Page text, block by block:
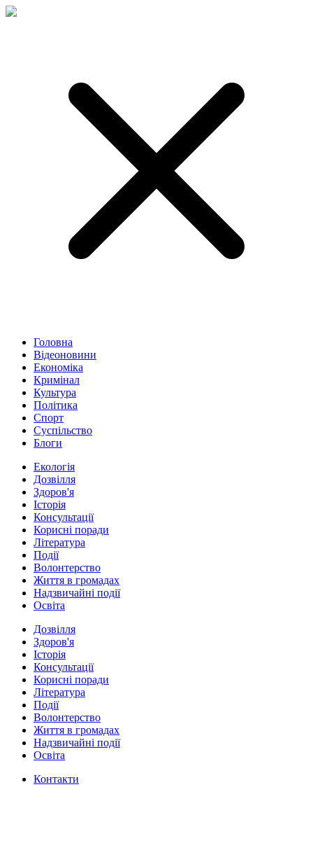
Головна
Відеоновини
Економіка
Кримінал
Культура
Політика
Спорт
Суспільство
Блоги
Екологія
Дозвілля
Здоров'я
Історія
Консультації
Корисні поради
Література
Події
Волонтерство
Життя в громадах
Надзвичайні події
Освіта
Дозвілля
Здоров'я
Історія
Консультації
Корисні поради
Література
Події
Волонтерство
Життя в громадах
Надзвичайні події
Освіта
Контакти